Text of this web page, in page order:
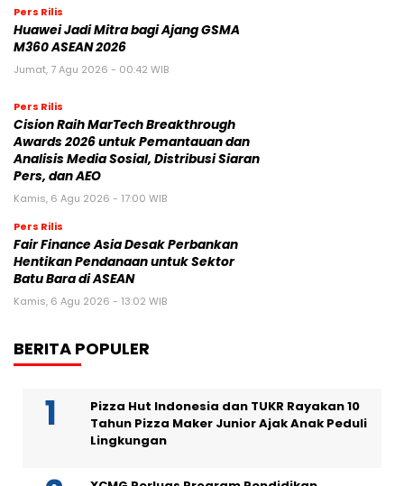
Pers Rilis
Huawei Jadi Mitra bagi Ajang GSMA
M360 ASEAN 2026
Jumat, 7 Agu 2026 - 00:42 WIB
Pers Rilis
Cision Raih MarTech Breakthrough
Awards 2026 untuk Pemantauan dan
Analisis Media Sosial, Distribusi Siaran
Pers, dan AEO
Kamis, 6 Agu 2026 - 17:00 WIB
Pers Rilis
Fair Finance Asia Desak Perbankan
Hentikan Pendanaan untuk Sektor
Batu Bara di ASEAN
Kamis, 6 Agu 2026 - 13:02 WIB
BERITA POPULER
Pizza Hut Indonesia dan TUKR Rayakan 10
Tahun Pizza Maker Junior Ajak Anak Peduli
Lingkungan